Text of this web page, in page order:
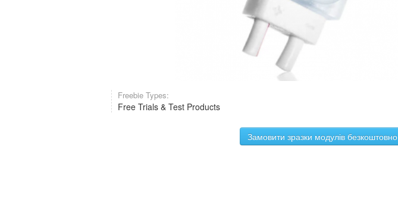
Freebie Types:
Free Trials & Test Products
Замовити зразки модулів безкоштовно